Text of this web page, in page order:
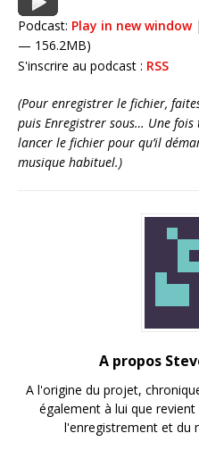
Podcast: Play in new window|
— 156.2MB)
S'inscrire au podcast : RSS
(Pour enregistrer le fichier,
puis Enregistrer sous… Une fois
lancer le fichier pour qu’il
musique habituel.)
A propos
A l'origine du projet,
également à lui que
l'enregistrement et du